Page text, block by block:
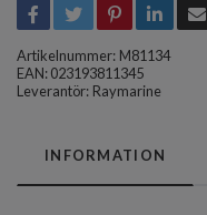
Artikelnummer: M81134
EAN: 023193811345
Leverantör: Raymarine
INFORMATION